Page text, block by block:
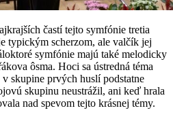
častí tejto symfónie tretia
typickým scherzom, ale valčík jej
symfónie majú také melodicky
ôsma. Hoci sa ústredná téma
skupine prvých huslí podstatne
skupinu neustrážil, ani keď hrala
nad spevom tejto krásnej témy.